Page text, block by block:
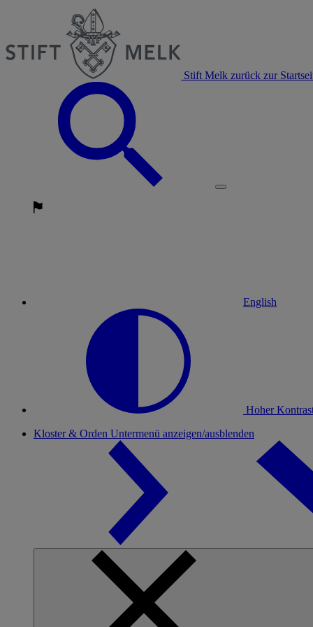
Stift Melk zurück zur
English
Hoher
Kloster & Orden Untermenü anzeigen/ausblenden